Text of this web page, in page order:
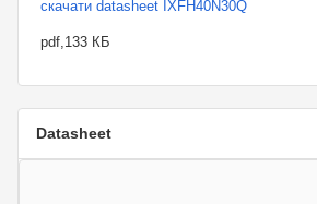
скачати datasheet IXFH40N30Q
pdf,133 КБ
Datasheet